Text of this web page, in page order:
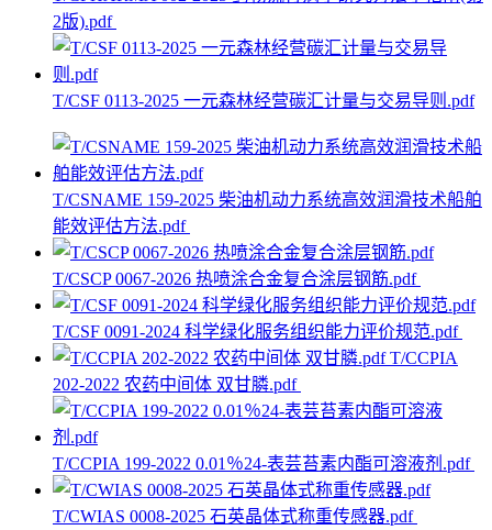
2版).pdf
T/CSF 0113-2025 一元森林经营碳汇计量与交易导则.pdf
T/CSNAME 159-2025 柴油机动力系统高效润滑技术船舶
能效评估方法.pdf
T/CSCP 0067-2026 热喷涂合金复合涂层钢筋.pdf
T/CSF 0091-2024 科学绿化服务组织能力评价规范.pdf
T/CCPIA
202-2022 农药中间体 双甘膦.pdf
T/CCPIA 199-2022 0.01％24-表芸苔素内酯可溶液剂.pdf
T/CWIAS 0008-2025 石英晶体式称重传感器.pdf